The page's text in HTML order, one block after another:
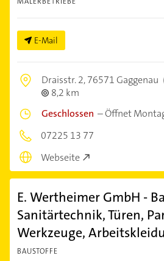
E-Mail
Draisstr. 2,76571 Gaggenau
8,2 km
Geschlossen –Öffnet
07225 13 77
Webseite
E. Wertheimer GmbH -
Sanitärtechnik, Türen,
Werkzeuge,
BAUSTOFFE